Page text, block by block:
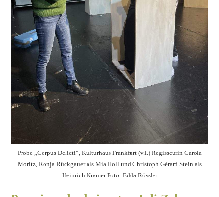
Probe „Corpus Delicti“, Kulturhaus Frankfurt (v.l.) Regisseurin Carola
Moritz, Ronja Rückgauer als Mia Holl und Christoph Gérard Stein als
Heinrich Kramer Foto: Edda Rössler